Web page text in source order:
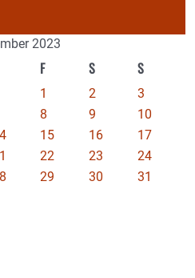
2023
F S S
1 2
3
8 9
10
15 16
17
22 23
24
29 30
31